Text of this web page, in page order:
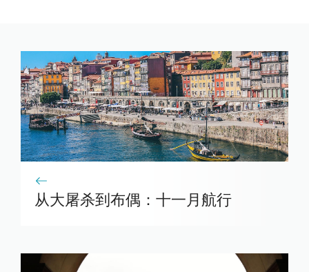
从大屠杀到布偶：十一月航行